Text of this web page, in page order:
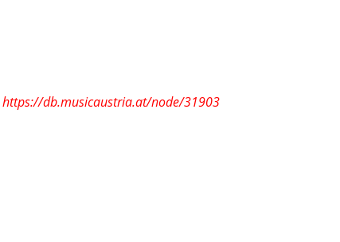
https://db.musicaustria.at/node/31903